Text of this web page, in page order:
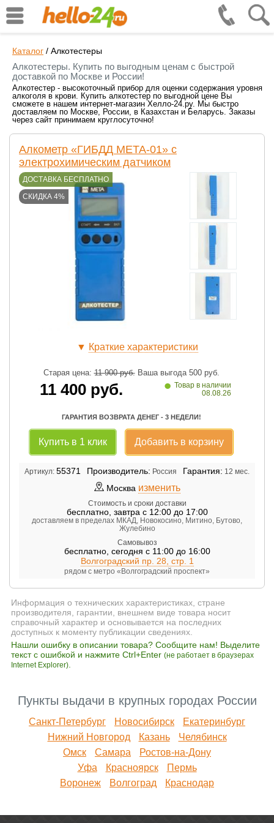
Каталог / Алкотестеры
Алкотестеры. Купить по выгодным ценам с быстрой
доставкой по Москве и России!
Алкотестер - высокоточный прибор для оценки содержания уровня
алкоголя в крови. Купить алкотестер по выгодной цене Вы
сможете в нашем интернет-магазин Хелло-24.ру. Мы быстро
доставляем по Москве, России, в Казахстан и Беларусь. Заказы
через сайт принимаем круглосуточно!
Алкометр «ГИБДД МЕТА-01» с
электрохимическим датчиком
ДОСТАВКА БЕСПЛАТНО
СКИДКА 4%
▼ Краткие характеристики
Старая цена:11 900руб. Ваша выгода500руб.
11 400 руб. • Товар в наличии
08.08.26
ГАРАНТИЯ ВОЗВРАТА ДЕНЕГ - 3 НЕДЕЛИ!
Купить в 1 клик Добавить в корзину
Артикул: 55371 Производитель: Россия Гарантия: 12 мес.
Москва изменить
Стоимость и сроки доставки
бесплатно, завтра с 12:00 до 17:00
доставляем в пределах МКАД, Новокосино, Митино, Бутово,
Жулебино
Самовывоз
бесплатно, сегодня с 11:00 до 16:00
Волгоградский пр. 28, стр. 1
рядом с метро «Волгоградский проспект»
Информация о технических характеристиках, стране
производителя, гарантии, внешнем виде товара носит
справочный характер и основывается на последних
доступных к моменту публикации сведениях.
Нашли ошибку в описании товара? Сообщите нам! Выделите
текст с ошибкой и нажмите Ctrl+Enter (не работает в браузерах
Internet Explorer)
Пункты выдачи в крупных городах России
Санкт-Петербург Новосибирск
Екатеринбург
Нижний Новгород
Казань
Челябинск
Омск
Самара
Ростов-на-Дону
Уфа
Красноярск
Пермь
Воронеж
Волгоград Краснодар